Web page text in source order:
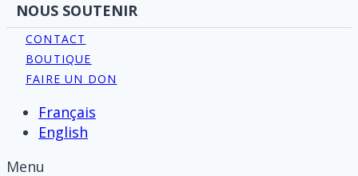
NOUS SOUTENIR
CONTACT
BOUTIQUE
FAIRE UN DON
Français
English
Menu